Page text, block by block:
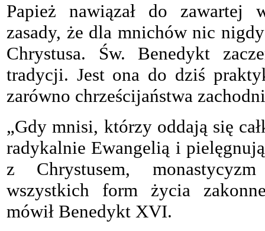
Papież nawiązał do zawartej
zasady, że dla mnichów nic
Chrystusa. Św. Benedykt
tradycji. Jest ona do dziś
zarówno chrześcijaństwa
„Gdy mnisi, którzy oddają się
radykalnie Ewangelią i
z Chrystusem,
wszystkich form życia
mówił Benedykt XVI.